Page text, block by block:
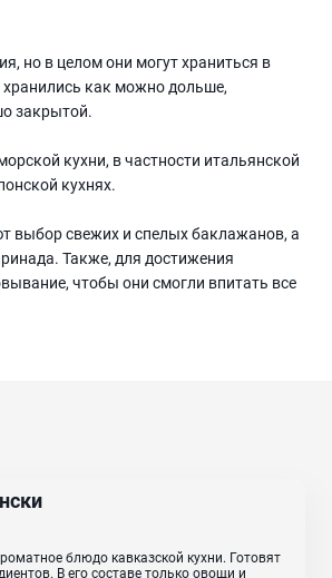
но в целом они могут храниться в
как можно дольше,
закрытой.
кухни, в частности итальянской
кухнях.
выбор свежих и спелых баклажанов, а
Также, для достижения
чтобы они смогли впитать все
блюдо кавказской кухни. Готовят
В его составе только овощи и